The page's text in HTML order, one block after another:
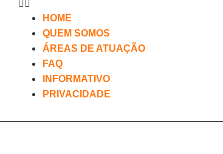
HOME
QUEM SOMOS
ÁREAS DE ATUAÇÃO
FAQ
INFORMATIVO
PRIVACIDADE